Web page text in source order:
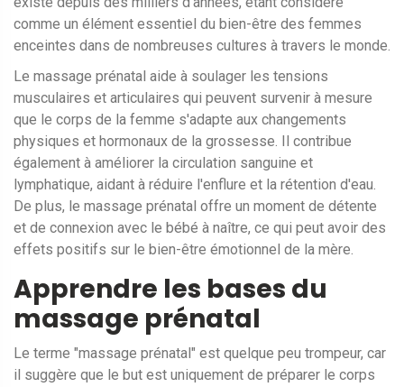
comme un élément essentiel du bien-être des femmes
enceintes dans de nombreuses cultures à travers le monde.
Le massage prénatal aide à soulager les tensions
musculaires et articulaires qui peuvent survenir à mesure
que le corps de la femme s'adapte aux changements
physiques et hormonaux de la grossesse. Il contribue
également à améliorer la circulation sanguine et
lymphatique, aidant à réduire l'enflure et la rétention d'eau.
De plus, le massage prénatal offre un moment de détente
et de connexion avec le bébé à naître, ce qui peut avoir des
effets positifs sur le bien-être émotionnel de la mère.
Apprendre les bases du
massage prénatal
Le terme "massage prénatal" est quelque peu trompeur, car
il suggère que le but est uniquement de préparer le corps